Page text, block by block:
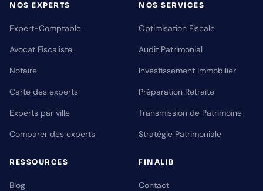
NOS EXPERTS
Expert-Comptable
Avocat Fiscaliste
Notaire
Carte des experts
Experts par ville
Comparer des experts
NOS SERVICES
Optimisation Fiscale
Audit Patrimonial
Investissement Immobilier
Préparation Retraite
Transmission de Patrimoine
Stratégie Patrimoniale
RESSOURCES
Blog
FINALIB
Contact